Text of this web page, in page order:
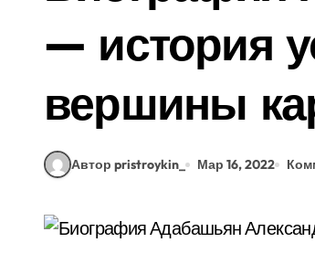
— история
вершины
Автор pristroykin_ Мар 16, 2022